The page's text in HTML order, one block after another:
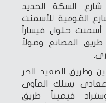
السكة الحديد
القومية للأسمنت
حلوان فيساراً
المصانع وصولاً
وطريق الصعيد الحر
يسلك المآوى
فيميناً طريق